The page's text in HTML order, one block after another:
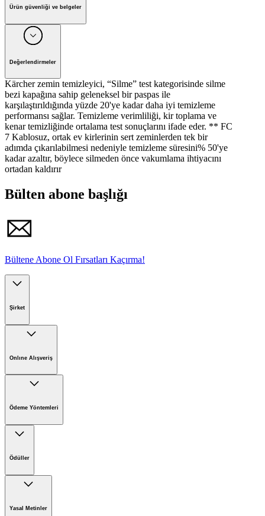
Ürün güvenliği ve belgeler
Üretici: Alfred Kärcher Vertriebs-GmbH, Posta Kutusu 800,
Lütfen kullanım kılavuzundaki uyarıları ve güvenlik
Değerlendirmeler
Kärcher zemin temizleyici, “Silme” test kategorisinde silme
bezi kapağına sahip geleneksel bir paspas ile
karşılaştırıldığında yüzde 20'ye kadar daha iyi temizleme
performansı sağlar. Temizleme verimliliği, kir toplama ve
kenar temizliğinde ortalama test sonuçlarını ifade eder. ** FC
7 Kablosuz, ortak ev kirlerinin sert zeminlerden tek bir
adımda çıkarılabilmesi nedeniyle temizleme süresini% 50'ye
kadar azaltır, böylece silmeden önce vakumlama ihtiyacını
ortadan kaldırır
Bülten abone başlığı
Bültene Abone Ol Fırsatları Kaçırma!
Şirket
Kärcher'de Kariyer
Kärcher Hakkında
Onlıne Alışveriş
Online Satış İade Formu
Ödeme Yöntemleri
Ödüller
Yasal Metinler